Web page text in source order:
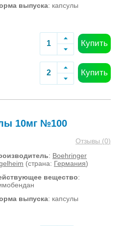
выпуска: капсулы
Купить
Купить
10мг №100
Отзывы (0)
: Boehringer
(страна: Германия)
вещество:
выпуска: капсулы